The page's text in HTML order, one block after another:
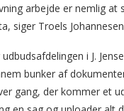
arbejde er nemlig
siger Troels
i J.
bunker af
gang, der kommer et